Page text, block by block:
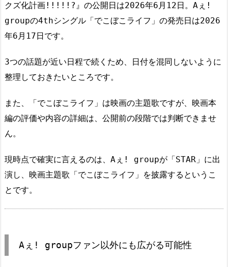
クズ化計画!!!!!?』の公開日は2026年6月12日。Aぇ!
groupの4thシングル「でこぼこライフ」の発売日は2026
年6月17日です。
3つの話題が近い日程で続くため、日付を混同しないように
整理しておきたいところです。
また、「でこぼこライフ」は映画の主題歌ですが、映画本
編の評価や内容の詳細は、公開前の段階では判断できませ
ん。
現時点で確実に言えるのは、Aぇ! groupが「STAR」に出
演し、映画主題歌「でこぼこライフ」を披露するというこ
とです。
Aぇ! groupファン以外にも広がる可能性